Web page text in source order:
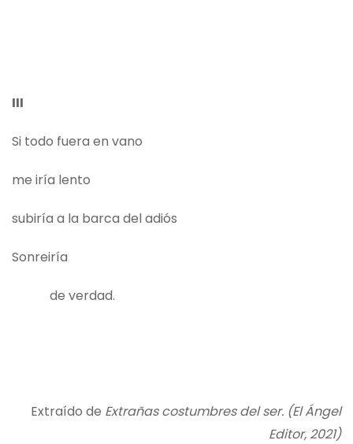
III
Si todo fuera en vano
me iría lento
subiría a la barca del adiós
Sonreiría
de verdad.
Extraído de Extrañas costumbres del ser. (El Ángel
Editor, 2021)